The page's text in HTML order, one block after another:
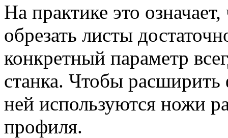
На практике это
обрезать листы
конкретный параметр
станка. Чтобы
ней используются ножи
профиля.